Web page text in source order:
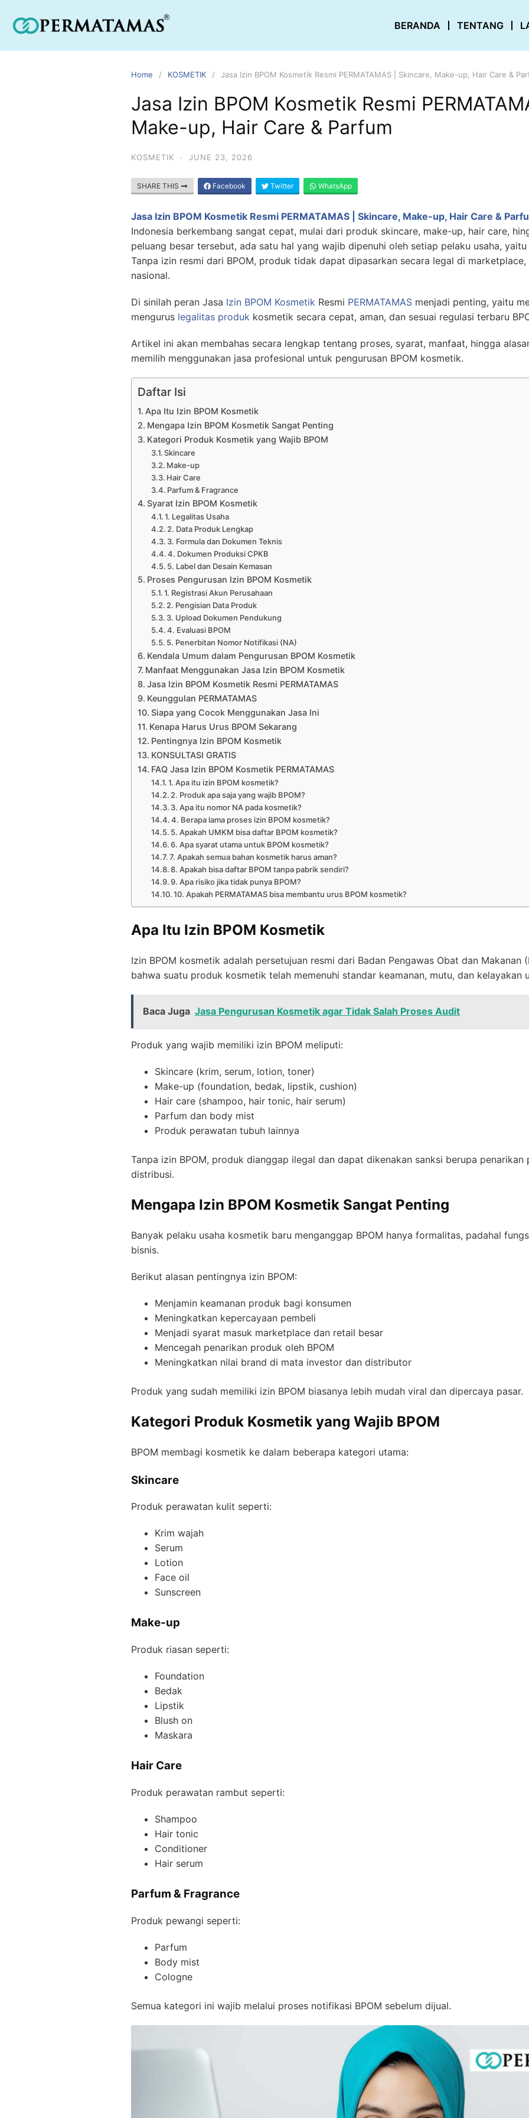
BERANDA TENTANG
Home KOSMETIK Jasa Izin BPOM Kosmetik Resmi PERMATAMAS | Skincare, Make-up, Hair Care &
Jasa Izin BPOM Kosmetik Resmi
Make-up, Hair Care & Parfum
KOSMETIK · JUNE 23, 2026
SHARE THIS Facebook Twitter WhatsApp
Jasa Izin BPOM Kosmetik Resmi PERMATAMAS | Skincare, Make-up, Hair Care &
Indonesia berkembang sangat cepat, mulai dari produk skincare, make-up, hair care,
peluang besar tersebut, ada satu hal yang wajib dipenuhi oleh setiap pelaku usaha, yaitu
Tanpa izin resmi dari BPOM, produk tidak dapat dipasarkan secara legal di
nasional.
Di sinilah peran Jasa Izin BPOM Kosmetik Resmi PERMATAMAS menjadi penting, yaitu
mengurus legalitas produk kosmetik secara cepat, aman, dan sesuai regulasi terbaru
Artikel ini akan membahas secara lengkap tentang proses, syarat, manfaat, hingga
memilih menggunakan jasa profesional untuk pengurusan BPOM kosmetik.
Daftar Isi
Apa Itu Izin BPOM Kosmetik
Mengapa Izin BPOM Kosmetik Sangat Penting
Kategori Produk Kosmetik yang Wajib BPOM
Skincare
Make-up
Hair Care
Parfum & Fragrance
Syarat Izin BPOM Kosmetik
1. Legalitas Usaha
2. Data Produk Lengkap
3. Formula dan Dokumen Teknis
4. Dokumen Produksi CPKB
5. Label dan Desain Kemasan
Proses Pengurusan Izin BPOM Kosmetik
1. Registrasi Akun Perusahaan
2. Pengisian Data Produk
3. Upload Dokumen Pendukung
4. Evaluasi BPOM
5. Penerbitan Nomor Notifikasi (NA)
Kendala Umum dalam Pengurusan BPOM Kosmetik
Manfaat Menggunakan Jasa Izin BPOM Kosmetik
Jasa Izin BPOM Kosmetik Resmi PERMATAMAS
Keunggulan PERMATAMAS
Siapa yang Cocok Menggunakan Jasa Ini
Kenapa Harus Urus BPOM Sekarang
Pentingnya Izin BPOM Kosmetik
KONSULTASI GRATIS
FAQ Jasa Izin BPOM Kosmetik PERMATAMAS
1. Apa itu izin BPOM kosmetik?
2. Produk apa saja yang wajib BPOM?
3. Apa itu nomor NA pada kosmetik?
4. Berapa lama proses izin BPOM kosmetik?
5. Apakah UMKM bisa daftar BPOM kosmetik?
6. Apa syarat utama untuk BPOM kosmetik?
7. Apakah semua bahan kosmetik harus aman?
8. Apakah bisa daftar BPOM tanpa pabrik sendiri?
9. Apa risiko jika tidak punya BPOM?
10. Apakah PERMATAMAS bisa membantu urus BPOM kosmetik?
Apa Itu Izin BPOM Kosmetik
Izin BPOM kosmetik adalah persetujuan resmi dari Badan Pengawas Obat dan Makanan
bahwa suatu produk kosmetik telah memenuhi standar keamanan, mutu, dan kelayakan
Baca Juga Jasa Pengurusan Kosmetik agar Tidak Salah Proses Audit
Produk yang wajib memiliki izin BPOM meliputi:
Skincare (krim, serum, lotion, toner)
Make-up (foundation, bedak, lipstik, cushion)
Hair care (shampoo, hair tonic, hair serum)
Parfum dan body mist
Produk perawatan tubuh lainnya
Tanpa izin BPOM, produk dianggap ilegal dan dapat dikenakan sanksi berupa
distribusi.
Mengapa Izin BPOM Kosmetik Sangat Penting
Banyak pelaku usaha kosmetik baru menganggap BPOM hanya formalitas, padahal
bisnis.
Berikut alasan pentingnya izin BPOM:
Menjamin keamanan produk bagi konsumen
Meningkatkan kepercayaan pembeli
Menjadi syarat masuk marketplace dan retail besar
Mencegah penarikan produk oleh BPOM
Meningkatkan nilai brand di mata investor dan distributor
Produk yang sudah memiliki izin BPOM biasanya lebih mudah viral dan dipercaya pasar.
Kategori Produk Kosmetik yang Wajib BPOM
BPOM membagi kosmetik ke dalam beberapa kategori utama:
Skincare
Produk perawatan kulit seperti:
Krim wajah
Serum
Lotion
Face oil
Sunscreen
Make-up
Produk riasan seperti:
Foundation
Bedak
Lipstik
Blush on
Maskara
Hair Care
Produk perawatan rambut seperti:
Shampoo
Hair tonic
Conditioner
Hair serum
Parfum & Fragrance
Produk pewangi seperti:
Parfum
Body mist
Cologne
Semua kategori ini wajib melalui proses notifikasi BPOM sebelum dijual.